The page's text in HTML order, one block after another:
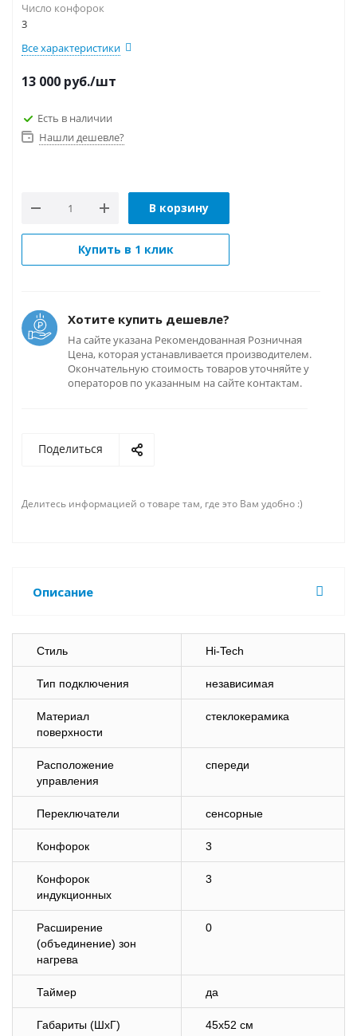
Число конфорок
3
Все характеристики
13 000 руб./шт
Есть в наличии
Нашли дешевле?
В корзину
Купить в 1 клик
Хотите купить дешевле?
На сайте указана Рекомендованная Розничная
Цена, которая устанавливается производителем.
Окончательную стоимость товаров уточняйте у
операторов по указанным на сайте контактам.
Поделиться
Делитесь информацией о товаре там, где это Вам удобно :)
Описание
Стиль Hi-Tech
Тип подключения независимая
Материал
поверхности
стеклокерамика
Расположение
управления
спереди
Переключатели сенсорные
Конфорок 3
Конфорок
индукционных
3
Расширение
(объединение) зон
нагрева
0
Таймер да
Габариты (ШхГ) 45х52 см